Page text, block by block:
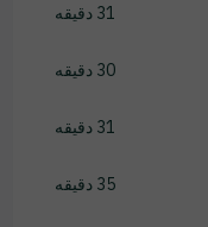
31 دقیقه
30 دقیقه
31 دقیقه
35 دقیقه